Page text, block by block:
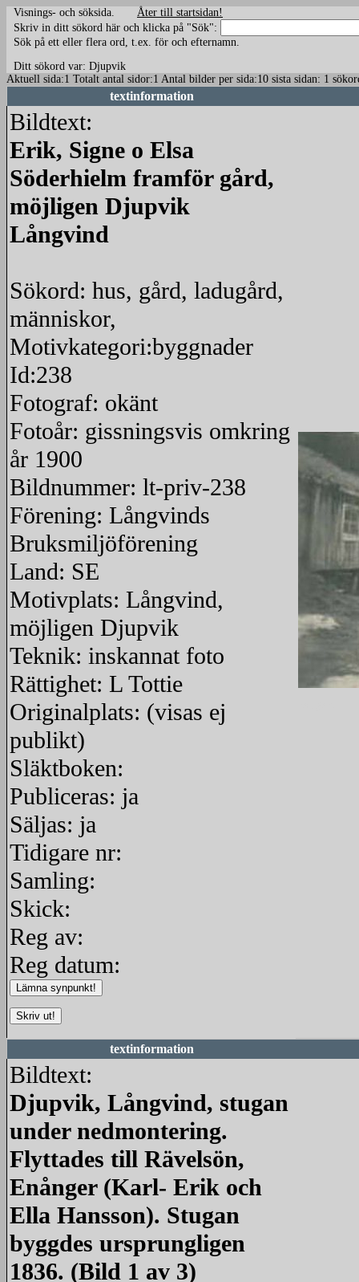
Visnings- och söksida. Åter till startsidan!
Skriv in ditt sökord här och klicka på "Sök":
Sök på ett eller flera ord, t.ex. för och efternamn.
Ditt sökord var: Djupvik
Aktuell sida:1 Totalt antal sidor:1 Antal bilder per sida:10 sista sidan: 1
textinformation
Bildtext:
Erik, Signe o Elsa
Söderhielm framför gård,
möjligen Djupvik
Långvind
Sökord: hus, gård, ladugård,
människor,
Motivkategori:byggnader
Id:238
Fotograf: okänt
Fotoår: gissningsvis omkring
år 1900
Bildnummer: lt-priv-238
Förening: Långvinds
Bruksmiljöförening
Land: SE
Motivplats: Långvind,
möjligen Djupvik
Teknik: inskannat foto
Rättighet: L Tottie
Originalplats: (visas ej
publikt)
Släktboken:
Publiceras: ja
Säljas: ja
Tidigare nr:
Samling:
Skick:
Reg av:
Reg datum:
textinformation
Bildtext:
Djupvik, Långvind, stugan
under nedmontering.
Flyttades till Rävelsön,
Enånger (Karl- Erik och
Ella Hansson). Stugan
byggdes ursprungligen
1836. (Bild 1 av 3)